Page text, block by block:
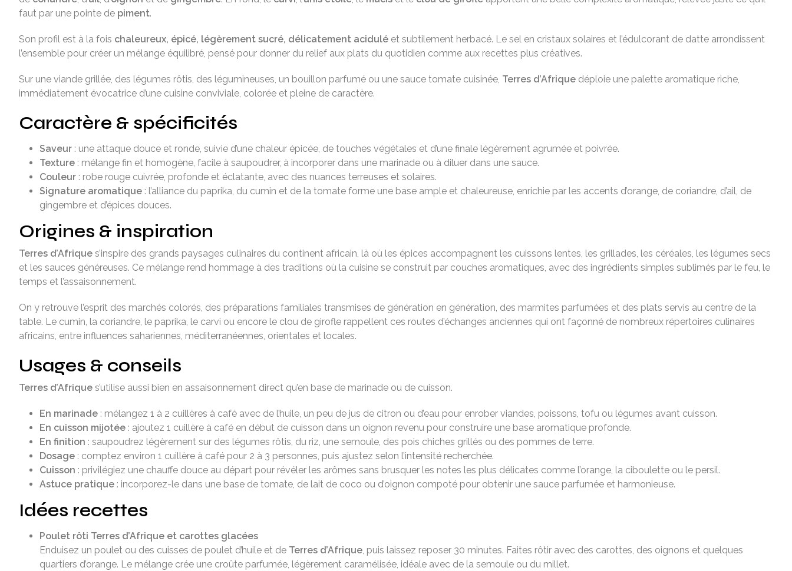
faut par une pointe de piment.
Son profil est à la fois chaleureux, épicé, légèrement sucré, délicatement acidulé et subtilement herbacé. Le sel en cristaux solaires et l’édulcorant de datte arrondissent
l’ensemble pour créer un mélange équilibré, pensé pour donner du relief aux plats du quotidien comme aux recettes plus créatives.
Sur une viande grillée, des légumes rôtis, des légumineuses, un bouillon parfumé ou une sauce tomate cuisinée, Terres d’Afrique déploie une palette aromatique riche,
immédiatement évocatrice d’une cuisine conviviale, colorée et pleine de caractère.
Caractère & spécificités
Saveur : une attaque douce et ronde, suivie d’une chaleur épicée, de touches végétales et d’une finale légèrement agrumée et poivrée.
Texture : mélange fin et homogène, facile à saupoudrer, à incorporer dans une marinade ou à diluer dans une sauce.
Couleur : robe rouge cuivrée, profonde et éclatante, avec des nuances terreuses et solaires.
Signature aromatique : l’alliance du paprika, du cumin et de la tomate forme une base ample et chaleureuse, enrichie par les accents d’orange, de coriandre, d’ail, de
gingembre et d’épices douces.
Origines & inspiration
Terres d’Afrique s’inspire des grands paysages culinaires du continent africain, là où les épices accompagnent les cuissons lentes, les grillades, les céréales, les légumes secs
et les sauces généreuses. Ce mélange rend hommage à des traditions où la cuisine se construit par couches aromatiques, avec des ingrédients simples sublimés par le feu, le
temps et l’assaisonnement.
On y retrouve l’esprit des marchés colorés, des préparations familiales transmises de génération en génération, des marmites parfumées et des plats servis au centre de la
table. Le cumin, la coriandre, le paprika, le carvi ou encore le clou de girofle rappellent ces routes d’échanges anciennes qui ont façonné de nombreux répertoires culinaires
africains, entre influences sahariennes, méditerranéennes, orientales et locales.
Usages & conseils
Terres d’Afrique s’utilise aussi bien en assaisonnement direct qu’en base de marinade ou de cuisson.
En marinade : mélangez 1 à 2 cuillères à café avec de l’huile, un peu de jus de citron ou d’eau pour enrober viandes, poissons, tofu ou légumes avant cuisson.
En cuisson mijotée : ajoutez 1 cuillère à café en début de cuisson dans un oignon revenu pour construire une base aromatique profonde.
En finition : saupoudrez légèrement sur des légumes rôtis, du riz, une semoule, des pois chiches grillés ou des pommes de terre.
Dosage : comptez environ 1 cuillère à café pour 2 à 3 personnes, puis ajustez selon l’intensité recherchée.
Cuisson : privilégiez une chauffe douce au départ pour révéler les arômes sans brusquer les notes les plus délicates comme l’orange, la ciboulette ou le persil.
Astuce pratique : incorporez-le dans une base de tomate, de lait de coco ou d’oignon compoté pour obtenir une sauce parfumée et harmonieuse.
Idées recettes
Poulet rôti Terres d’Afrique et carottes glacées
Enduisez un poulet ou des cuisses de poulet d’huile et de Terres d’Afrique, puis laissez reposer 30 minutes. Faites rôtir avec des carottes, des oignons et quelques
quartiers d’orange. Le mélange crée une croûte parfumée, légèrement caramélisée, idéale avec de la semoule ou du millet.